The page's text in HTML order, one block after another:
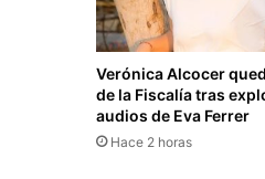
Verónica Alcocer
de la Fiscalía tras
audios de Eva Ferrer
Hace 2 horas